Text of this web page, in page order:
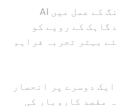
AI کا استعمال سیلز اور مارکیٹنگ کے عمل میں
گاہک کے رویے کو
بہتر تجربہ فراہم
دوسرے پر انحصار
مقصد کاروبار کی